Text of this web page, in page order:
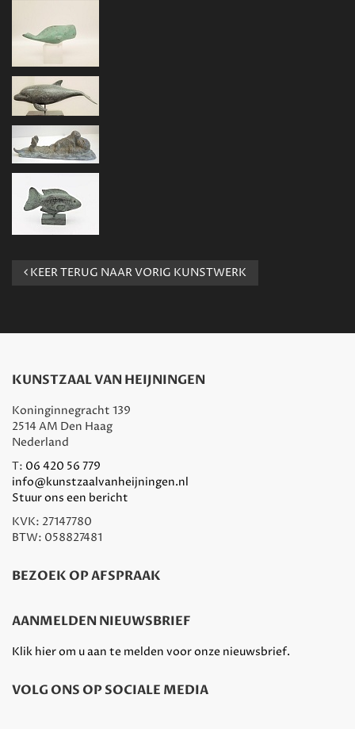
KEER TERUG NAAR VORIG KUNSTWERK
KUNSTZAAL VAN HEIJNINGEN
Koninginnegracht 139
2514 AM Den Haag
Nederland
T: 06 420 56 779
info@kunstzaalvanheijningen.nl
Stuur ons een bericht
KVK: 27147780
BTW: 058827481
BEZOEK OP AFSPRAAK
AANMELDEN NIEUWSBRIEF
Klik hier om u aan te melden voor onze nieuwsbrief.
VOLG ONS OP SOCIALE MEDIA